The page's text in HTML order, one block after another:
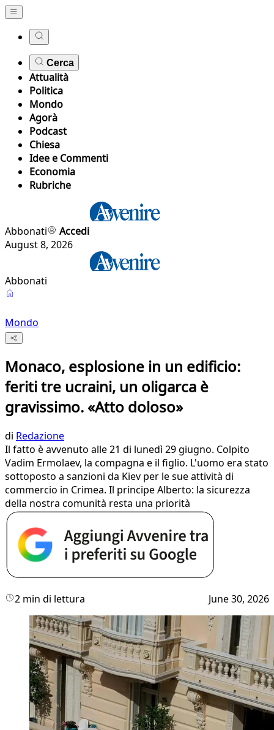
Cerca
Attualità
Politica
Mondo
Agorà
Podcast
Chiesa
Idee e Commenti
Economia
Rubriche
Abbonati
Accedi
August 8, 2026
Abbonati
Mondo
Monaco, esplosione in un edificio:
feriti tre ucraini, un oligarca è
gravissimo. «Atto doloso»
di Redazione
Il fatto è avvenuto alle 21 di lunedì 29 giugno. Colpito
Vadim Ermolaev, la compagna e il figlio. L'uomo era stato
sottoposto a sanzioni da Kiev per le sue attività di
commercio in Crimea. Il principe Alberto: la sicurezza
della nostra comunità resta una priorità
2 min di lettura June 30, 2026